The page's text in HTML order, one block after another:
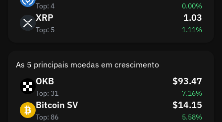
Top: 4 0.00%
XRP
Top: 5
1.03
1.11%
As 5 principais moedas em crescimento
OKB
Top: 31
$93.47
7.16%
Bitcoin SV
Top: 86
$14.15
5.58%